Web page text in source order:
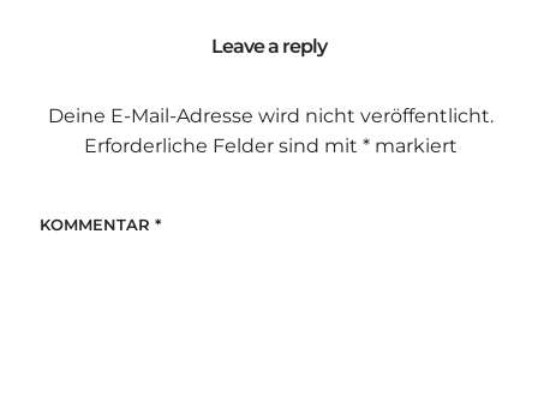
Leave a reply
Deine E-Mail-Adresse wird nicht veröffentlicht.
Erforderliche Felder sind mit *markiert
KOMMENTAR *